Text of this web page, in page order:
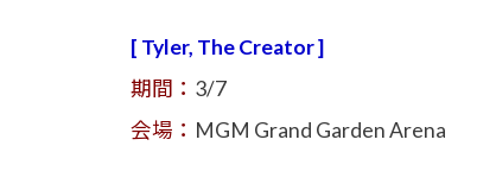
[ Tyler, The Creator ]
期間： 3/7
会場： MGM Grand Garden Arena